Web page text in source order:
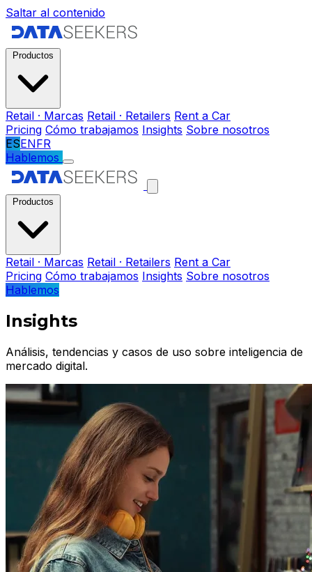
Saltar al contenido
Retail · Marcas Retail · Retailers Rent a Car
Pricing Cómo trabajamos Insights Sobre nosotros
ESENFR
Hablemos
Retail · Marcas Retail · Retailers Rent a Car
Pricing Cómo trabajamos Insights Sobre nosotros
Hablemos
Insights
Análisis, tendencias y casos de uso sobre inteligencia de
mercado digital.